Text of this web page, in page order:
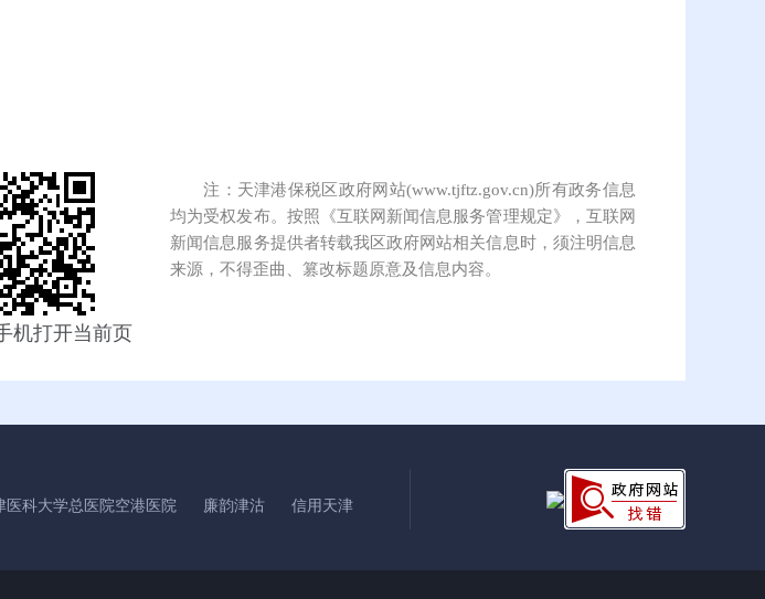
机打开当前页
注：天津港保税区政府网站(www.tjftz.gov.cn)所有政务信息
均为受权发布。按照《互联网新闻信息服务管理规定》，互联网
新闻信息服务提供者转载我区政府网站相关信息时，须注明信息
来源，不得歪曲、篡改标题原意及信息内容。
医科大学总医院空港医院 廉韵津沽 信用天津